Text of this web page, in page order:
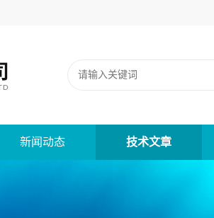
新闻动态 技术文章